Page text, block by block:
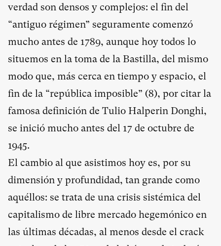
verdad son densos y complejos: el fin del
“antiguo régimen” seguramente comenzó
mucho antes de 1789, aunque hoy todos lo
situemos en la toma de la Bastilla, del mismo
modo que, más cerca en tiempo y espacio, el
fin de la “república imposible” (8), por citar la
famosa definición de Tulio Halperin Donghi,
se inició mucho antes del 17 de octubre de
1945.
El cambio al que asistimos hoy es, por su
dimensión y profundidad, tan grande como
aquéllos: se trata de una crisis sistémica del
capitalismo de libre mercado hegemónico en
las últimas décadas, al menos desde el crack